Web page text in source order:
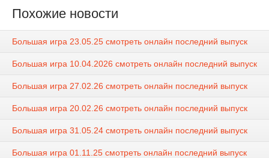
Похожие новости
Большая игра 23.05.25 смотреть онлайн последний выпуск
Большая игра 10.04.2026 смотреть онлайн последний выпуск
Большая игра 27.02.26 смотреть онлайн последний выпуск
Большая игра 20.02.26 смотреть онлайн последний выпуск
Большая игра 31.05.24 смотреть онлайн последний выпуск
Большая игра 01.11.25 смотреть онлайн последний выпуск